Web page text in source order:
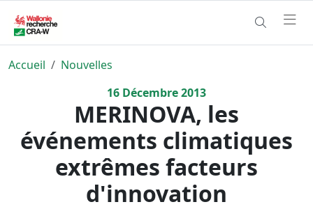
Accueil
Nouvelles
16 Décembre2013
MERINOVA, les
événements climatiques
extrêmes facteurs
d'innovation